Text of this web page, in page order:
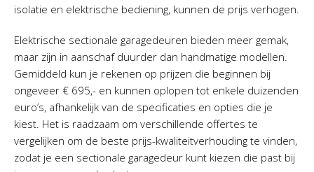
isolatie en elektrische bediening, kunnen de prijs verhogen.
Elektrische sectionale garagedeuren bieden meer gemak,
maar zijn in aanschaf duurder dan handmatige modellen.
Gemiddeld kun je rekenen op prijzen die beginnen bij
ongeveer € 695,- en kunnen oplopen tot enkele duizenden
euro’s, afhankelijk van de specificaties en opties die je
kiest. Het is raadzaam om verschillende offertes te
vergelijken om de beste prijs-kwaliteitverhouding te vinden,
zodat je een sectionale garagedeur kunt kiezen die past bij